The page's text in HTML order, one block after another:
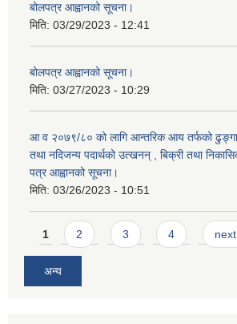
बोलपत्र आह्वानको सूचना।
मिति: 03/29/2023 - 12:41
बोलपत्र आह्वानको सूचना।
मिति: 03/27/2023 - 10:29
आ व २०७९/८० को लागि आन्तरिक आय तर्फको ढुङ्गा,
तथा नदिजन्य पदार्थको उत्खनन् , बिक्री तथा
पत्र आह्वानको सूचना।
मिति: 03/26/2023 - 10:51
Pages
1 2 3 4 next
अन्य